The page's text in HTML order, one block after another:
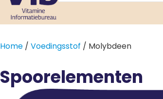
Home / Voedingsstof / Molybdeen
Spoorelementen